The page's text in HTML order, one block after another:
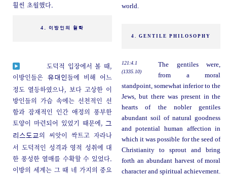
훨씬 초월했다.
world.
4. 이방인의 철학
4. GENTILE PHILOSOPHY
도덕적 입장에서 볼 때,
이방인들은
유대인들에 비해 어느
정도 열등하였으나, 보다 고상한 이
방인들의 가슴 속에는 선천적인 선
함과 잠재적인 인간 애정의 풍부한
토양이 마련되어 있었기 때문에, 그
리스도교의 씨앗이 싹트고 자라나
서 도덕적인 성격과 영적 성취에 대
한 풍성한 열매를 수확할 수 있었다.
이방의 세계는 그 때 네 가지의 중요
121:4.1
(1335.10)
The gentiles were,
from a moral
standpoint, somewhat inferior to the
Jews, but there was present in the
hearts of the nobler gentiles
abundant soil of natural goodness
and potential human affection in
which it was possible for the seed of
Christianity to sprout and bring
forth an abundant harvest of moral
character and spiritual achievement.